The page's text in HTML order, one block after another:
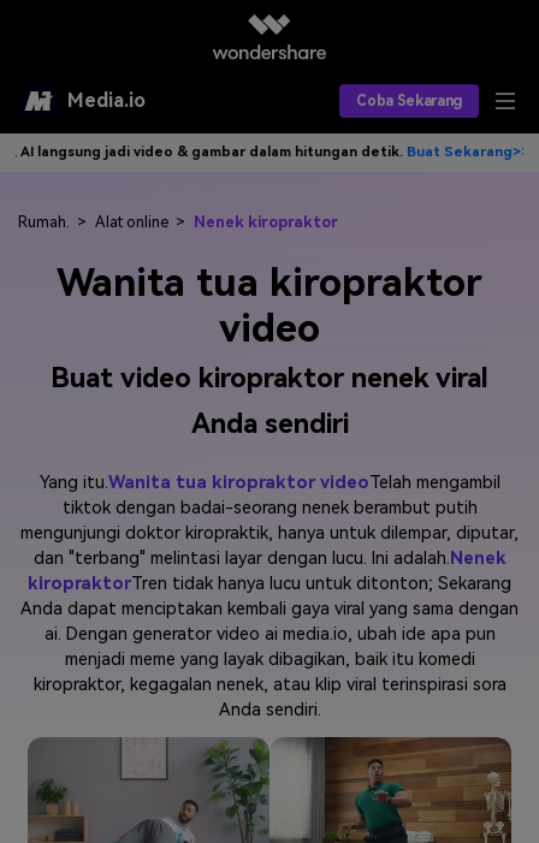
Media.io Coba Sekarang
Alat AI
AI Video
AI Gambar
Model AI yang Didukung
Produk AI
Asisten Video AI
Editor Gambar AI
Editor Audio AI
Find More Solutions >>
Efek AI
Efek Foto
FAQs Hubungi Kami
Tips & Tutorial AI
Jelajahi Lebih Banyak >>
Harga
Masuk
Berkreasi dengan AI
video & gambar dalam hitungan detik.Buat Sekarang>> Tulis
Rumah. > Alat online > Nenek kiropraktor
Wanita tua kiropraktor
video
Buat video kiropraktor nenek viral
Anda sendiri
Yang itu.Wanita tua kiropraktor videoTelah mengambil
tiktok dengan badai-seorang nenek berambut putih
mengunjungi doktor kiropraktik, hanya untuk dilempar, diputar,
dan "terbang" melintasi layar dengan lucu. Ini adalah. Nenek
kiropraktorTren tidak hanya lucu untuk ditonton; Sekarang
Anda dapat menciptakan kembali gaya viral yang sama dengan
ai. Dengan generator video ai media.io, ubah ide apa pun
menjadi meme yang layak dibagikan, baik itu komedi
kiropraktor, kegagalan nenek, atau klip viral terinspirasi sora
Anda sendiri.